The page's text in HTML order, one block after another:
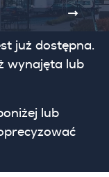
już dostępna.
wynajęta lub
lub